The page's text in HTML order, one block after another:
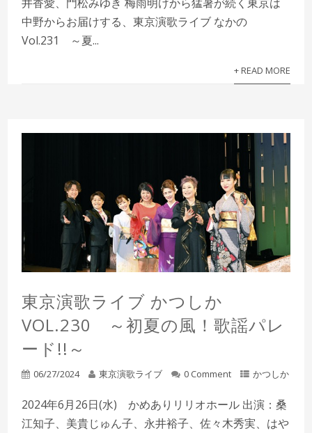
中野からお届けする、東京演歌ライブ なかの
Vol.231 ～夏...
+ READ MORE
東京演歌ライブ かつしか
VOL.230 ～初夏の風！歌謡パレ
ード!!～
06/27/2024 東京演歌ライブ 0 Comment かつしか
2024年6月26日(水) かめありリリオホール 出演：桑
江知子、美貴じゅん子、永井裕子、佐々木秀実、はや